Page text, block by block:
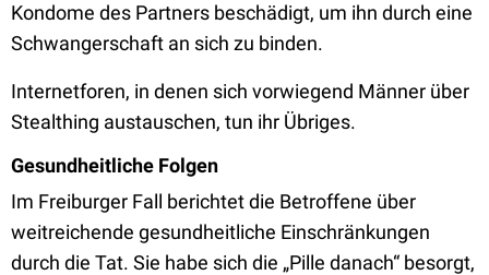
Kondome des Partners beschädigt, um ihn durch eine
Schwangerschaft an sich zu binden.
Internetforen, in denen sich vorwiegend Männer über
Stealthing austauschen, tun ihr Übriges.
Gesundheitliche Folgen
Im Freiburger Fall berichtet die Betroffene über
weitreichende gesundheitliche Einschränkungen
durch die Tat. Sie habe sich die „Pille danach“ besorgt,